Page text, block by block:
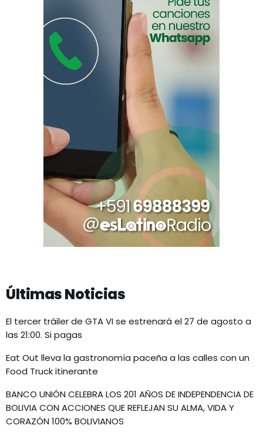
Últimas Noticias
El tercer tráiler de GTA VI se estrenará el 27 de agosto a
las 21:00. Si pagas
Eat Out lleva la gastronomía paceña a las calles con un
Food Truck itinerante
BANCO UNIÓN CELEBRA LOS 201 AÑOS DE INDEPENDENCIA DE
BOLIVIA CON ACCIONES QUE REFLEJAN SU ALMA, VIDA Y
CORAZÓN 100% BOLIVIANOS